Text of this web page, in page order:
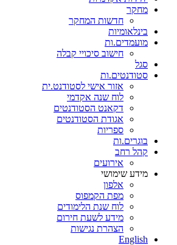
מחקר
חדשות המחקר
בינלאומיות
מועמדים.ות
חישוב סיכויי קבלה
סגל
סטודנטים.ות
אזור אישי לסטודנט.ית
לוח שנה אקדמי
דקאנט הסטודנטים
אגודת הסטודנטים
ספריות
בוגרים.ות
קהל רחב
אירועים
מידע שימושי
אלפון
מפת הקמפוס
לוח שנת הלימודים
מידע לשעת חירום
הצהרת נגישות
English